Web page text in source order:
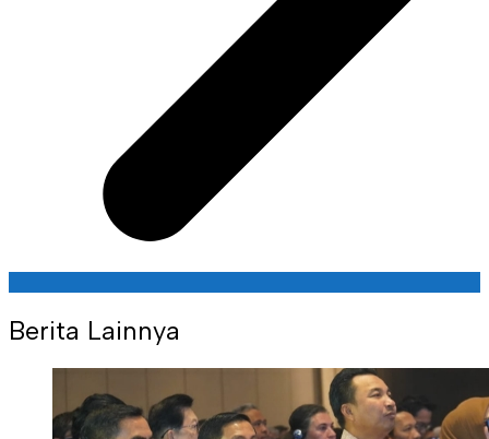
Berita Lainnya